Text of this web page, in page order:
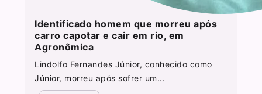
Identificado homem que morreu após
carro capotar e cair em rio, em
Agronômica
Lindolfo Fernandes Júnior, conhecido como
Júnior, morreu após sofrer um...